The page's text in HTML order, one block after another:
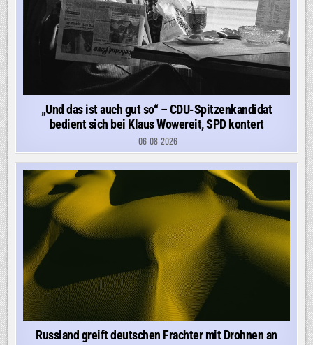
„Und das ist auch gut so“ – CDU-Spitzenkandidat
bedient sich bei Klaus Wowereit, SPD kontert
06-08-2026
Russland greift deutschen Frachter mit Drohnen an